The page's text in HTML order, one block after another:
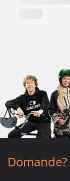
Domande?